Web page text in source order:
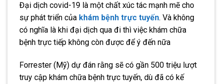
Đại dịch covid-19 là một chất xúc tác mạnh mẽ cho
sự phát triển của khám bệnh trực tuyến. Và không
có nghĩa là khi đại dịch qua đi thì việc khám chữa
bệnh trực tiếp không còn được để ý đến nữa
Forrester (Mỹ) dự đán rằng sẽ có gần 500 triệu lượt
truy cập khám chữa bệnh trực tuyến, dù đã có kế